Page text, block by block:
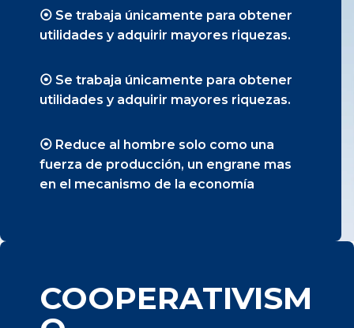
⦿ Se trabaja únicamente para obtener
utilidades y adquirir mayores riquezas.
⦿ Se trabaja únicamente para obtener
utilidades y adquirir mayores riquezas.
⦿ Reduce al hombre solo como una
fuerza de producción, un engrane mas
en el mecanismo de la economía
COOPERATIVISM